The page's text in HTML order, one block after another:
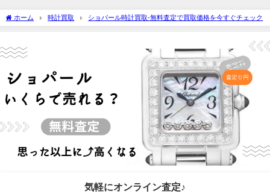
ホーム 時計買取 ショパール時計買取-無料査定で買取価格を今すぐチェック
気軽にオンライン査定♪